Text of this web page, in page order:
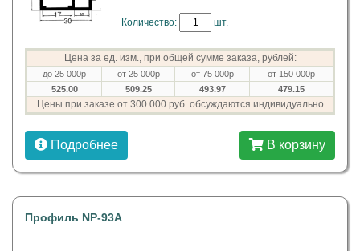
Количество: шт.
Цена за ед. изм., при общей сумме заказа, рублей:
до 25 000р от 25 000р от 75 000р
от 150 000р
525.00
509.25 493.97 479.15
Цены при заказе от 300 000 руб. обсуждаются индивидуально
Подробнее В корзину
Профиль NP-93А